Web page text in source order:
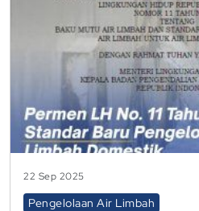
22 Sep 2025
Pengelolaan Air Limbah